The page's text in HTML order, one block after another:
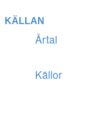
KÄLLAN
Årtal
Källor